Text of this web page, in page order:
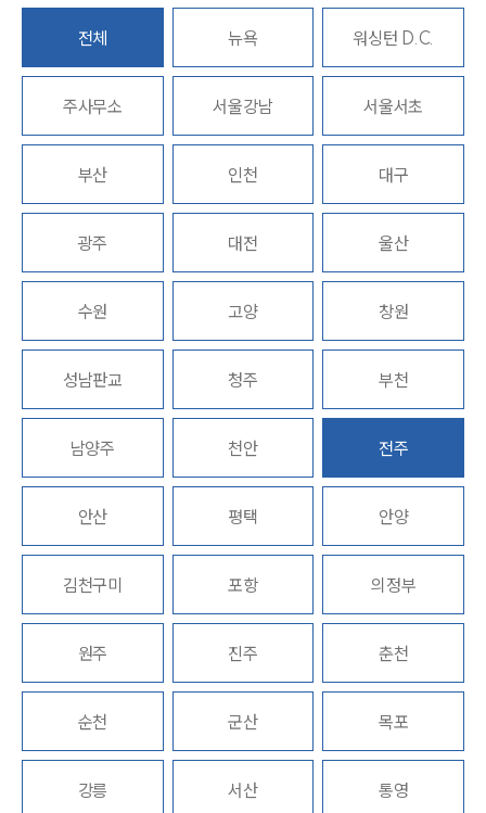
ABOUT
그룹소개
대륜의 강점
기업의뢰인을 위한 장점
업무협력·법률자문 기업
글로벌 파트너 로펌
고객의 소리
AI대륜
INSIGHT
주요 업무사례
기업 인사이트
법률정보
법률지식인
고객후기
NEWS
언론보도
법률 블로그
법률서식
뉴스레터/브로슈어
세미나
전체 뉴욕 워싱턴 D.C.
주사무소 서울강남 서울서초
부산 인천 대구
광주 대전 울산
수원 고양 창원
성남판교 청주 부천
남양주 천안 전주
안산 평택 안양
김천구미 포항 의정부
원주 진주 춘천
순천 군산 목포
강릉 서산 통영